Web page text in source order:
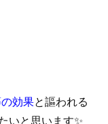
効果と謳われる
いと思います✨